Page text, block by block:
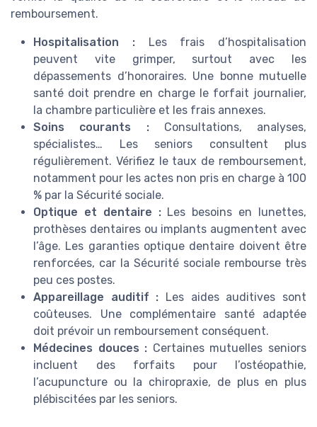
remboursement.
Hospitalisation :Les frais d’hospitalisation
peuvent vite grimper, surtout avec les
dépassements d’honoraires. Une bonne mutuelle
santé doit prendre en charge le forfait journalier,
la chambre particulière et les frais annexes.
Soins courants :Consultations, analyses,
spécialistes… Les seniors consultent plus
régulièrement. Vérifiez le taux de remboursement,
notamment pour les actes non pris en charge à 100
% par la Sécurité sociale.
Optique et dentaire :Les besoins en lunettes,
prothèses dentaires ou implants augmentent avec
l’âge. Les garanties optique dentaire doivent être
renforcées, car la Sécurité sociale rembourse très
peu ces postes.
Appareillage auditif : Les aides auditives sont
coûteuses. Une complémentaire santé adaptée
doit prévoir un remboursement conséquent.
Médecines douces : Certaines mutuelles seniors
incluent des forfaits pour l’ostéopathie,
l’acupuncture ou la chiropraxie, de plus en plus
plébiscitées par les seniors.